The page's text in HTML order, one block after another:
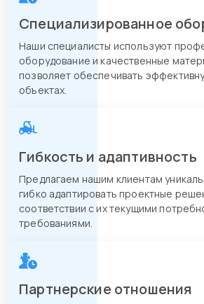
Специализированное
Наши специалисты используют
оборудование и качественные
позволяет обеспечивать
объектах.
Гибкость и адаптивность
Предлагаем нашим клиентам
гибко адаптировать проектные
соответствии с их текущими
требованиями.
Партнерские отношения